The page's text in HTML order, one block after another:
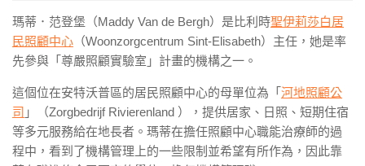
瑪蒂．范登堡（Maddy Van de Bergh）是比利時聖伊莉莎白居
民照顧中心 （Woonzorgcentrum Sint-Elisabeth）主任，她是率
先參與「尊嚴照顧實驗室」計畫的機構之一。
這個位在安特沃普區的居民照顧中心的母單位為「 河地照顧公
司 」（Zorgbedrijf Rivierenland ），提供居家、日照、短期住宿
等多元服務給在地長者。瑪蒂在擔任照顧中心職能治療師的過
程中，看到了機構管理上的一些限制並希望有所作為，因此靠